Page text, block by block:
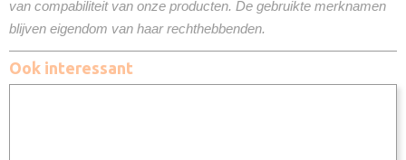
van compabiliteit van onze producten. De gebruikte merknamen
blijven eigendom van haar rechthebbenden.
Ook interessant